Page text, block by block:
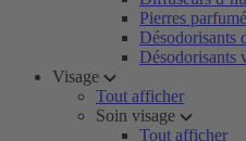
Pierres
Désodorisants
Désodorisants
Visage
Tout afficher
Soin visage
Tout afficher